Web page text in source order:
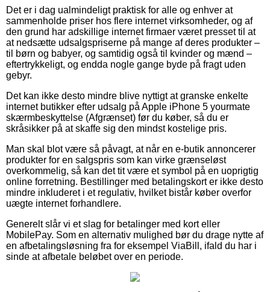
Det er i dag ualmindeligt praktisk for alle og enhver at
sammenholde priser hos flere internet virksomheder, og af
den grund har adskillige internet firmaer været presset til at
at nedsætte udsalgspriserne på mange af deres produkter –
til børn og babyer, og samtidig også til kvinder og mænd –
eftertrykkeligt, og endda nogle gange byde på fragt uden
gebyr.
Det kan ikke desto mindre blive nyttigt at granske enkelte
internet butikker efter udsalg på Apple iPhone 5 yourmate
skærmbeskyttelse (Afgrænset) før du køber, så du er
skråsikker på at skaffe sig den mindst kostelige pris.
Man skal blot være så påvagt, at når en e-butik annoncerer
produkter for en salgspris som kan virke grænseløst
overkommelig, så kan det tit være et symbol på en uoprigtig
online forretning. Bestillinger med betalingskort er ikke desto
mindre inkluderet i et regulativ, hvilket bistår køber overfor
uægte internet forhandlere.
Generelt slår vi et slag for betalinger med kort eller
MobilePay. Som en alternativ mulighed bør du drage nytte af
en afbetalingsløsning fra for eksempel ViaBill, ifald du har i
sinde at afbetale beløbet over en periode.